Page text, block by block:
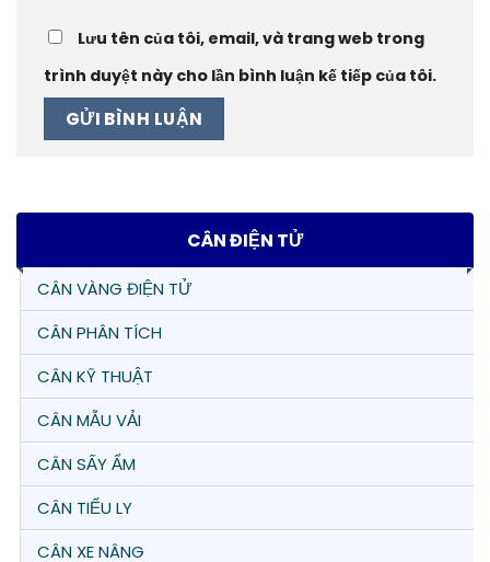
CÂN ĐIỆN TỬ
CÂN VÀNG ĐIỆN TỬ
CÂN PHÂN TÍCH
CÂN KỸ THUẬT
CÂN MẪU VẢI
CÂN SẤY ẨM
CÂN TIỂU LY
CÂN XE NÂNG
Lưu tên của tôi, email, và trang web trong
trình duyệt này cho lần bình luận kế tiếp của tôi.